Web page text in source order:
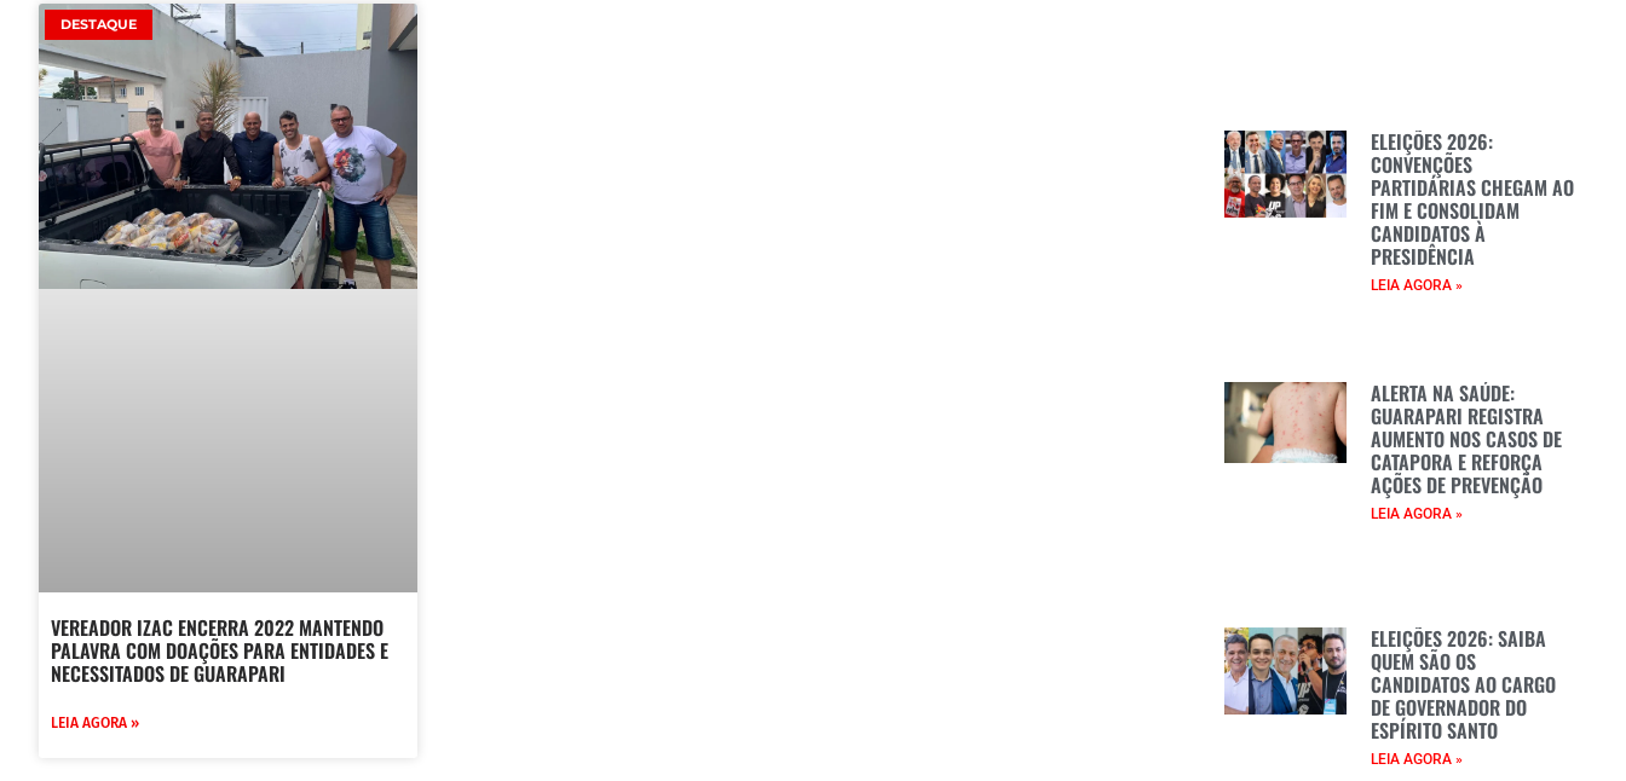
DESTAQUE
VEREADOR IZAC ENCERRA 2022 MANTENDO
PALAVRA COM DOAÇÕES PARA ENTIDADES E
NECESSITADOS DE GUARAPARI
LEIA AGORA »
ELEIÇÕES 2026:
CONVENÇÕES
PARTIDÁRIAS CHEGAM AO
FIM E CONSOLIDAM
CANDIDATOS À
PRESIDÊNCIA
LEIA AGORA »
ALERTA NA SAÚDE:
GUARAPARI REGISTRA
AUMENTO NOS CASOS DE
CATAPORA E REFORÇA
AÇÕES DE PREVENÇÃO
LEIA AGORA »
ELEIÇÕES 2026: SAIBA
QUEM SÃO OS
CANDIDATOS AO CARGO
DE GOVERNADOR DO
ESPÍRITO SANTO
LEIA AGORA »